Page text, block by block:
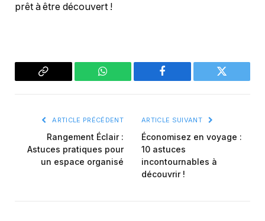
prêt à être découvert !
Copier
lien
WhatsApp Facebook Twitter
ARTICLE PRÉCÉDENT
Rangement Éclair :
Astuces pratiques pour
un espace organisé
ARTICLE SUIVANT
Économisez en voyage :
10 astuces
incontournables à
découvrir !